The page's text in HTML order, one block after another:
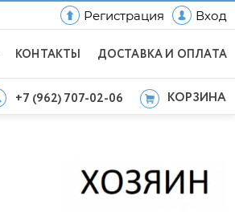
Регистрация Вход
КОНТАКТЫ ДОСТАВКА И ОПЛАТА
+7 (962) 707-02-06 КОРЗИНА